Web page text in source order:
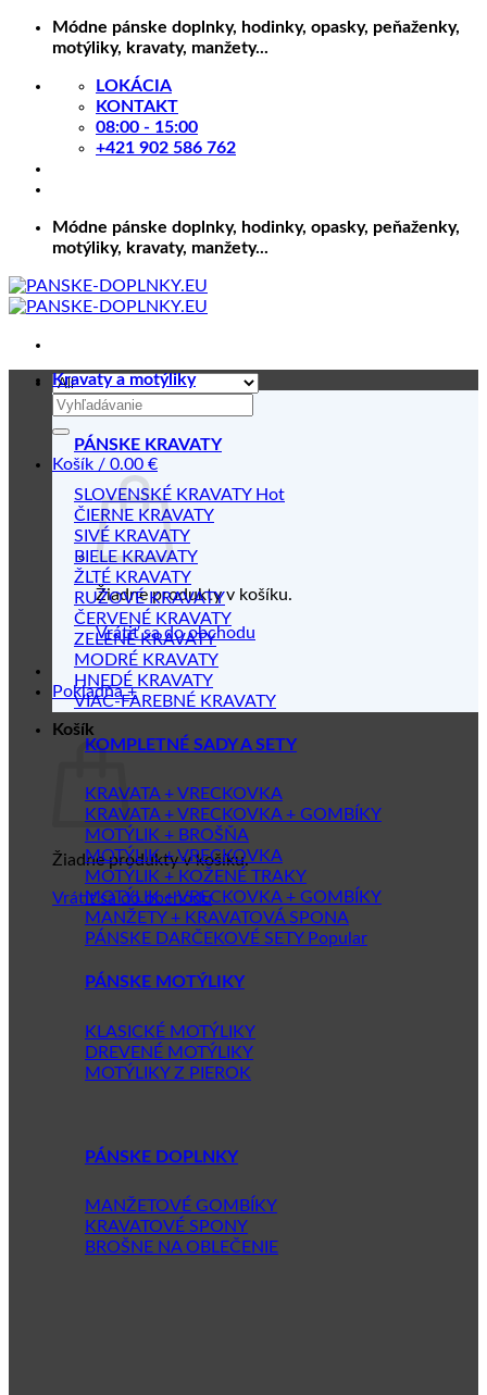
Skip
Módne pánske doplnky, hodinky, opasky, peňaženky,
motýliky, kravaty, manžety...
LOKÁCIA
KONTAKT
08:00 - 15:00
+421 902 586 762
Módne pánske doplnky, hodinky, opasky, peňaženky,
motýliky, kravaty, manžety...
Hľadať:
Košík / 0.00 €
Žiadne produkty v košíku.
Vrátiť sa do obchodu
Pokladňa +
Košík
Žiadne produkty v košíku.
Vrátiť sa do obchodu
Kravaty a motýliky
PÁNSKE KRAVATY
SLOVENSKÉ KRAVATY
ČIERNE KRAVATY
SIVÉ KRAVATY
BIELE KRAVATY
ŽLTÉ KRAVATY
RUŽOVÉ KRAVATY
ČERVENÉ KRAVATY
ZELENÉ KRAVATY
MODRÉ KRAVATY
HNEDÉ KRAVATY
VIAC-FAREBNÉ KRAVATY
KOMPLETNÉ SADY A SETY
KRAVATA + VRECKOVKA
KRAVATA + VRECKOVKA + GOMBÍKY
MOTÝLIK + BROŠŇA
MOTÝLIK + VRECKOVKA
MOTÝLIK + KOŽENÉ TRAKY
MOTÝLIK + VRECKOVKA + GOMBÍKY
MANŽETY + KRAVATOVÁ SPONA
PÁNSKE DARČEKOVÉ SETY
PÁNSKE MOTÝLIKY
KLASICKÉ MOTÝLIKY
DREVENÉ MOTÝLIKY
MOTÝLIKY Z PIEROK
PÁNSKE DOPLNKY
MANŽETOVÉ GOMBÍKY
KRAVATOVÉ SPONY
BROŠNE NA OBLEČENIE